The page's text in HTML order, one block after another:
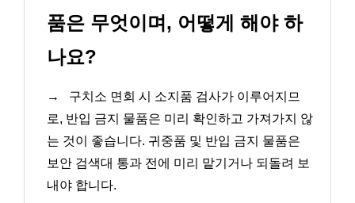
품은 무엇이며, 어떻게 해야 하
나요?
→
구치소 면회 시 소지품 검사가 이루어지므
로, 반입 금지 물품은 미리 확인하고 가져가지 않
는 것이 좋습니다. 귀중품 및 반입 금지 물품은
보안 검색대 통과 전에 미리 맡기거나 되돌려 보
내야 합니다.